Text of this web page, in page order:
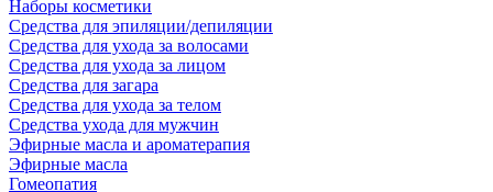
Наборы косметики
Средства для эпиляции/депиляции
Средства для ухода за волосами
Средства для ухода за лицом
Средства для загара
Средства для ухода за телом
Средства ухода для мужчин
Эфирные масла и ароматерапия
Эфирные масла
Гомеопатия